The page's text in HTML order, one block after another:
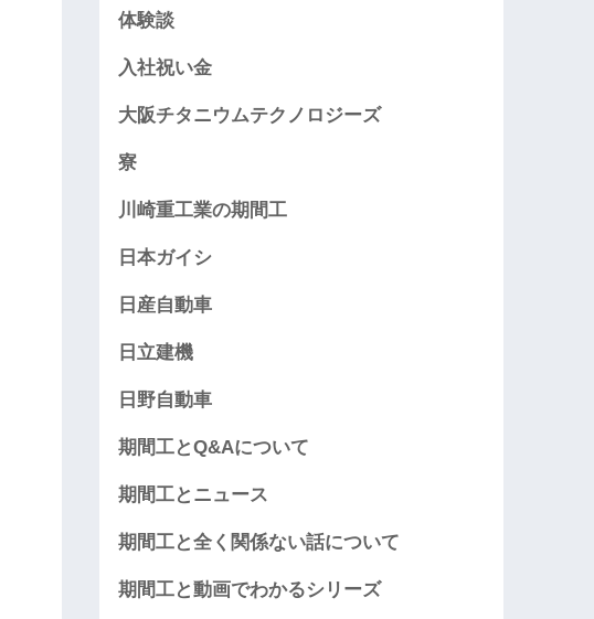
体験談
入社祝い金
大阪チタニウムテクノロジーズ
寮
川崎重工業の期間工
日本ガイシ
日産自動車
日立建機
日野自動車
期間工とQ&Aについて
期間工とニュース
期間工と全く関係ない話について
期間工と動画でわかるシリーズ